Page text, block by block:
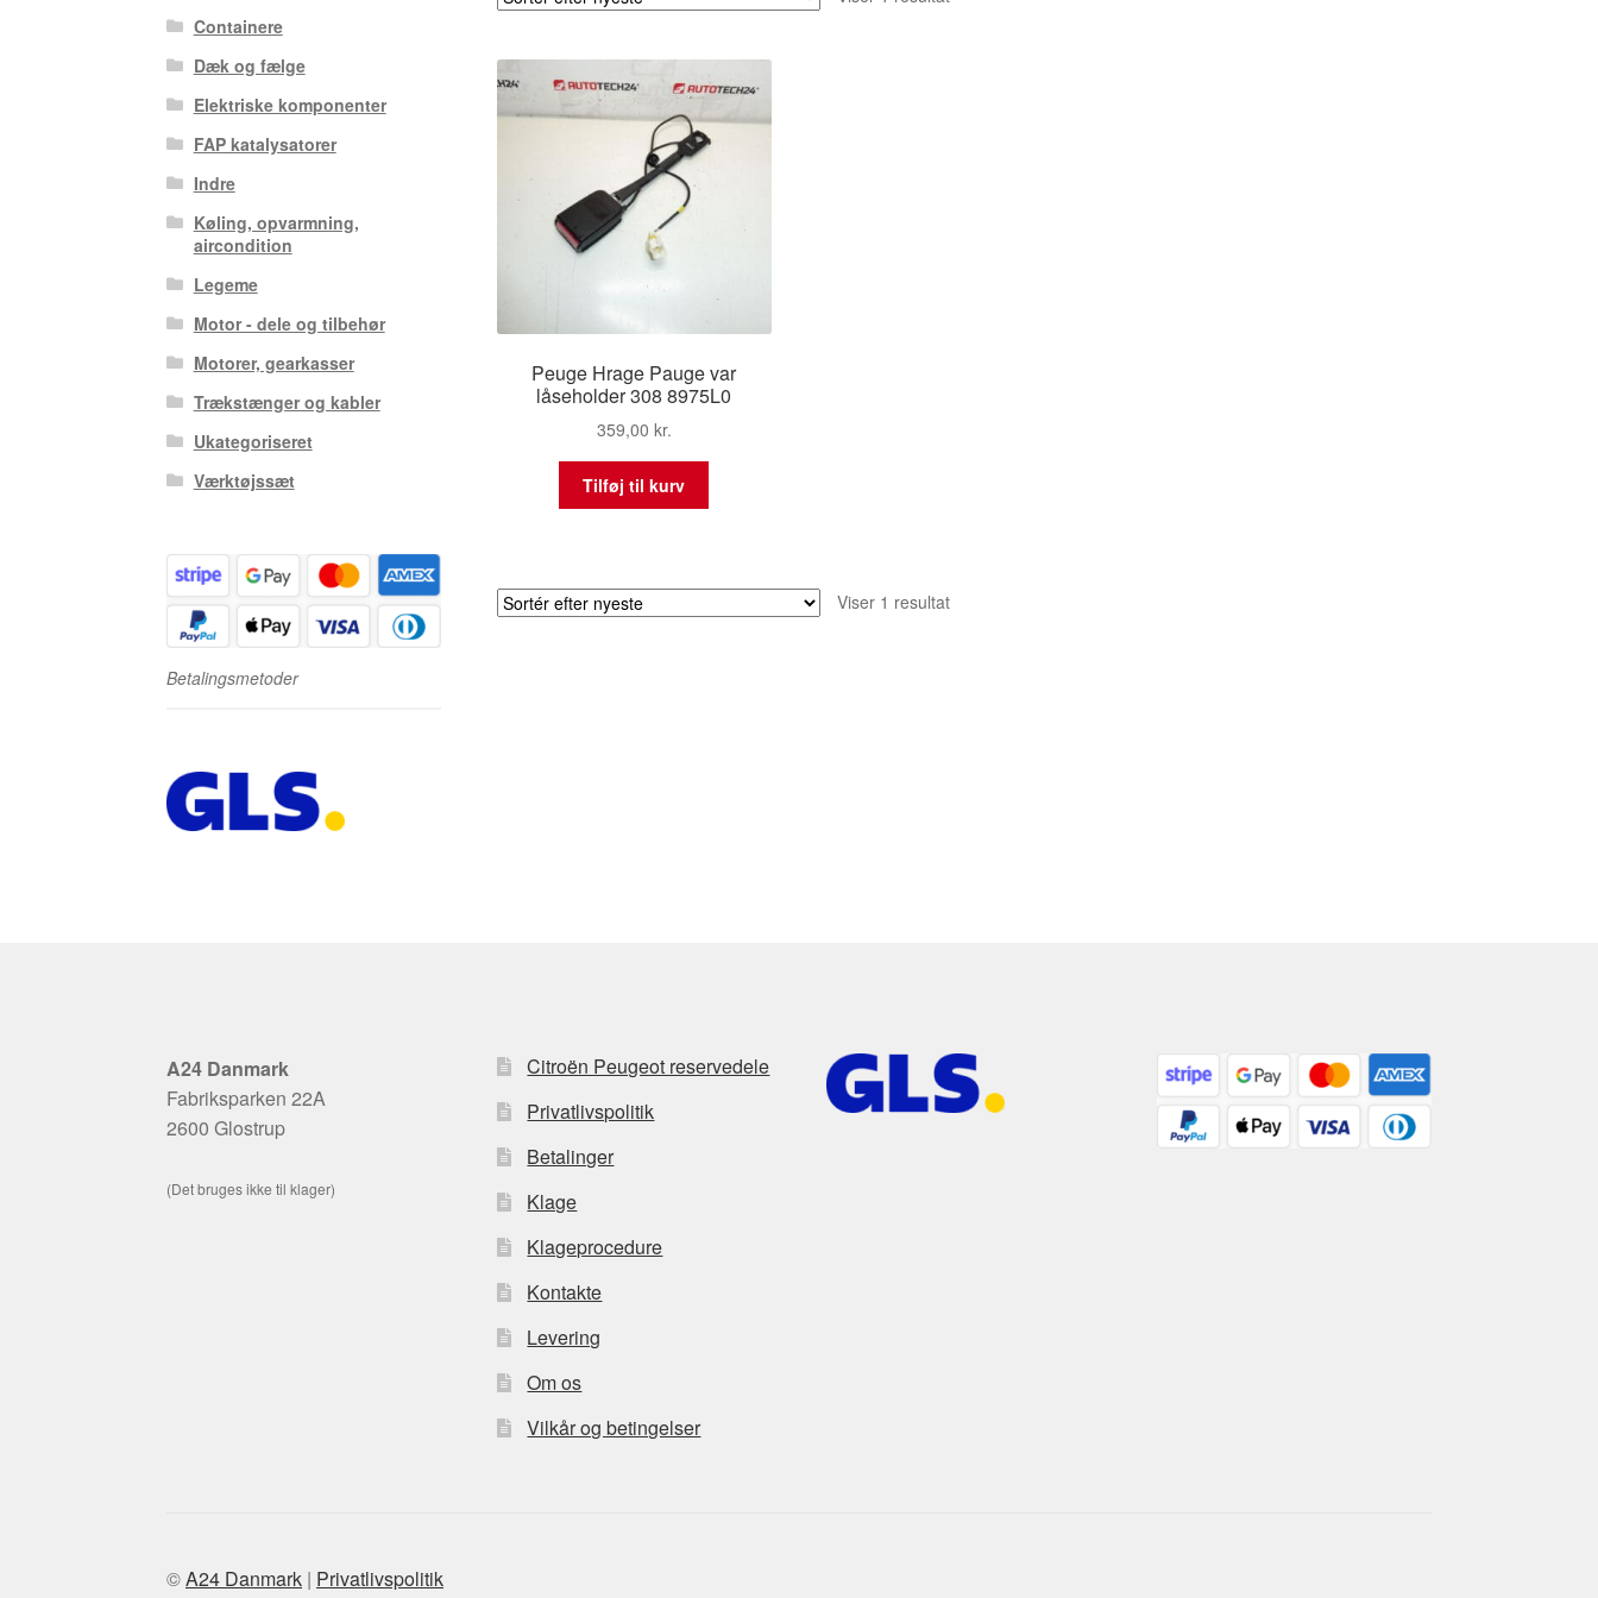
Peuge Hrage Pauge var
låseholder 308 8975L0
359,00 kr.
Tilføj til kurv
Viser 1 resultat
Containere
Dæk og fælge
Elektriske komponenter
FAP katalysatorer
Indre
Køling, opvarmning,
aircondition
Legeme
Motor - dele og tilbehør
Motorer, gearkasser
Trækstænger og kabler
Ukategoriseret
Værktøjssæt
Betalingsmetoder
A24 Danmark
Fabriksparken 22A
2600 Glostrup
(Det bruges ikke til klager)
Citroën Peugeot reservedele
Privatlivspolitik
Betalinger
Klage
Klageprocedure
Kontakte
Levering
Om os
Vilkår og betingelser
©A24 Danmark | Privatlivspolitik